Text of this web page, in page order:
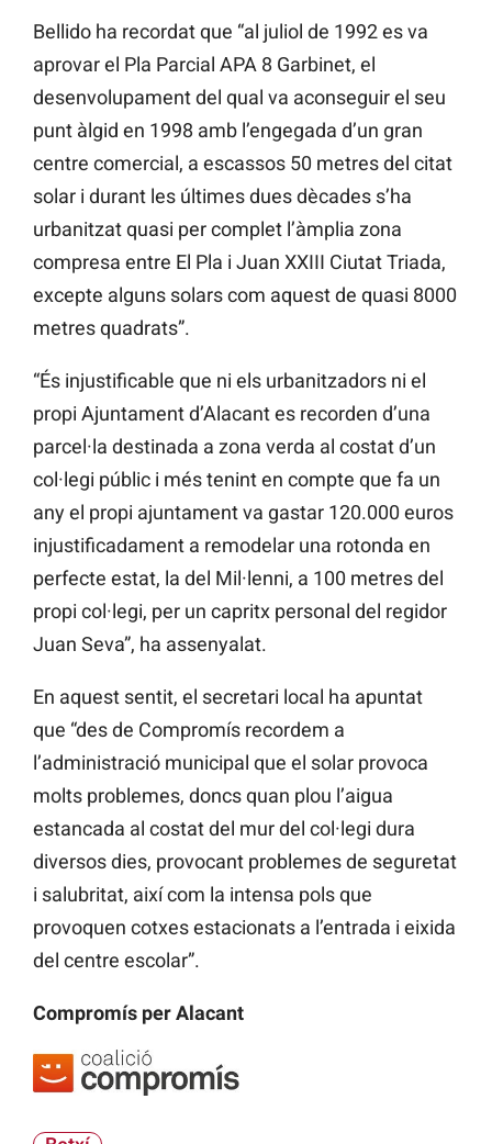
Bellido ha recordat que “al juliol de 1992 es va
aprovar el Pla Parcial APA 8 Garbinet, el
desenvolupament del qual va aconseguir el seu
punt àlgid en 1998 amb l’engegada d’un gran
centre comercial, a escassos 50 metres del citat
solar i durant les últimes dues dècades s’ha
urbanitzat quasi per complet l’àmplia zona
compresa entre El Pla i Juan XXIII Ciutat Triada,
excepte alguns solars com aquest de quasi 8000
metres quadrats”.
“És injustificable que ni els urbanitzadors ni el
propi Ajuntament d’Alacant es recorden d’una
parcel·la destinada a zona verda al costat d’un
col·legi públic i més tenint en compte que fa un
any el propi ajuntament va gastar 120.000 euros
injustificadament a remodelar una rotonda en
perfecte estat, la del Mil·lenni, a 100 metres del
propi col·legi, per un capritx personal del regidor
Juan Seva”, ha assenyalat.
En aquest sentit, el secretari local ha apuntat
que “des de Compromís recordem a
l’administració municipal que el solar provoca
molts problemes, doncs quan plou l’aigua
estancada al costat del mur del col·legi dura
diversos dies, provocant problemes de seguretat
i salubritat, així com la intensa pols que
provoquen cotxes estacionats a l’entrada i eixida
del centre escolar”.
Compromís per Alacant